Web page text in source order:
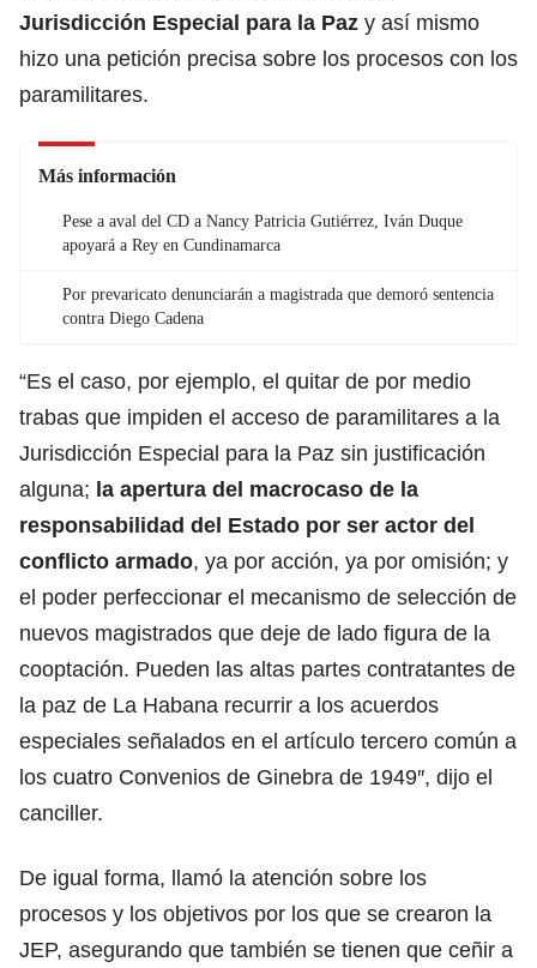
Jurisdicción Especial para la Paz y así mismo
hizo una petición precisa sobre los procesos con los
paramilitares.
Más información
Pese a aval del CD a Nancy Patricia Gutiérrez, Iván Duque
apoyará a Rey en Cundinamarca
Por prevaricato denunciarán a magistrada que demoró sentencia
contra Diego Cadena
“Es el caso, por ejemplo, el quitar de por medio
trabas que impiden el acceso de paramilitares a la
Jurisdicción Especial para la Paz sin justificación
alguna; la apertura del macrocaso de la
responsabilidad del Estado por ser actor del
conflicto armado, ya por acción, ya por omisión; y
el poder perfeccionar el mecanismo de selección de
nuevos magistrados que deje de lado figura de la
cooptación. Pueden las altas partes contratantes de
la paz de La Habana recurrir a los acuerdos
especiales señalados en el artículo tercero común a
los cuatro Convenios de Ginebra de 1949″, dijo el
canciller.
De igual forma, llamó la atención sobre los
procesos y los objetivos por los que se crearon la
JEP, asegurando que también se tienen que ceñir a